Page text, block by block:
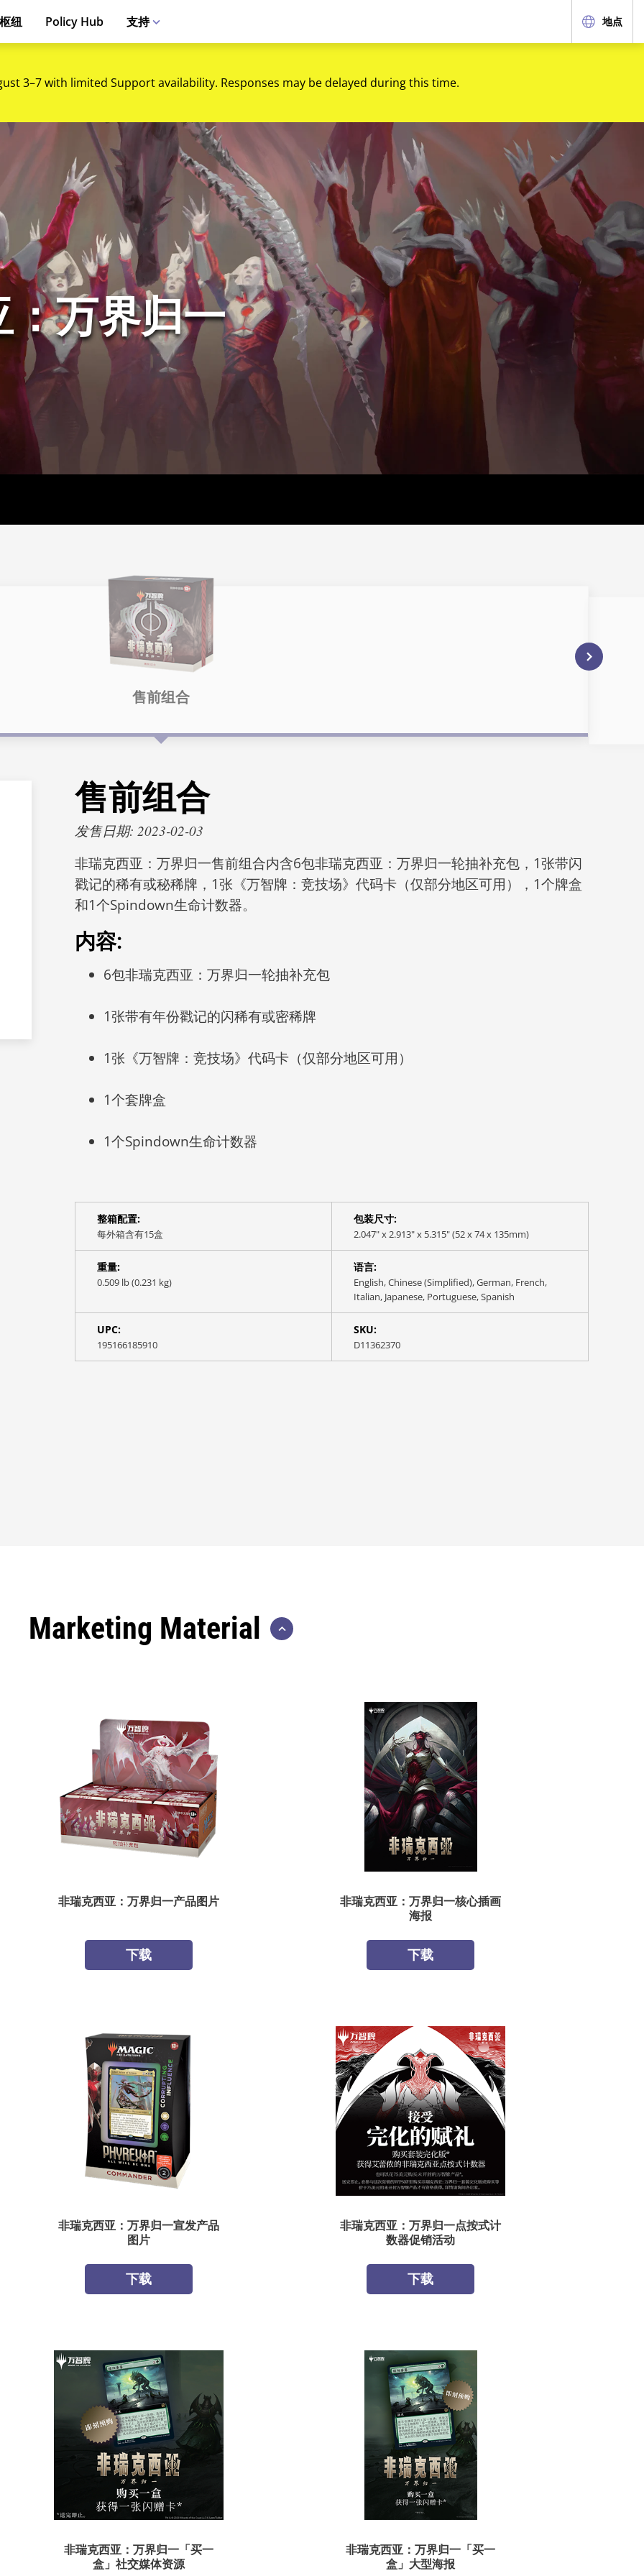
纽 Policy Hub 支持 地点
3–7 with limited Support availability. Responses may be delayed during this time.
万界归一
售前组合
售前组合
发售日期: 2023-02-03
非瑞克西亚： 万界归一售前组合内含6包非瑞克西亚： 万界归一轮抽补充包，1张带闪
戳记的稀有或秘稀牌，1张《万智牌：竞技场》代码卡（仅部分地区可用），1个牌盒
和1个Spindown生命计数器。
内容:
6包非瑞克西亚： 万界归一轮抽补充包
1张带有年份戳记的闪稀有或密稀牌
1张《万智牌：竞技场》代码卡（仅部分地区可用）
1个套牌盒
1个Spindown生命计数器
整箱配置:
每外箱含有15盒
包装尺寸:
2.047" x 2.913" x 5.315" (52 x 74 x 135mm)
重量:
0.509 lb (0.231 kg)
语言:
English, Chinese (Simplified), German, French,
Italian, Japanese, Portuguese, Spanish
UPC:
195166185910
SKU:
D11362370
Marketing Material
非瑞克西亚：万界归一产品图片
下载
非瑞克西亚：万界归一核心插画
海报
下载
非瑞克西亚：万界归一宣发产品
图片
下载
非瑞克西亚：万界归一点按式计
数器促销活动
下载
非瑞克西亚：万界归一「买一
盒」社交媒体资源
非瑞克西亚：万界归一「买一
盒」大型海报